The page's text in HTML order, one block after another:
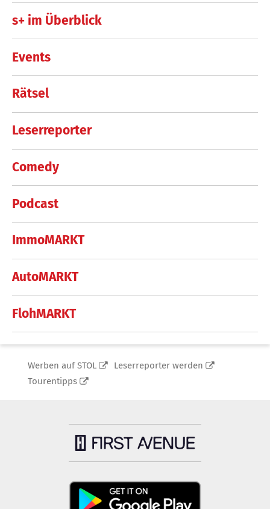
s+ im Überblick
Events
Rätsel
Leserreporter
Comedy
Podcast
ImmoMARKT
AutoMARKT
FlohMARKT
Werben auf STOL
Leserreporter werden
Tourentipps